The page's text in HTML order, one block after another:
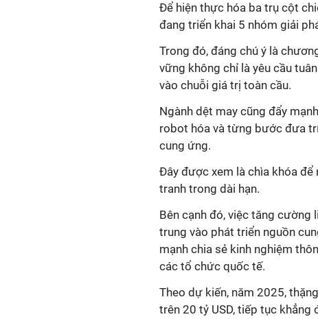
Để hiện thực hóa ba trụ cột
đang triển khai 5 nhóm giải
Trong đó, đáng chú ý là
vững không chỉ là yêu cầu
vào chuỗi giá trị toàn cầu.
Ngành dệt may cũng đẩy
robot hóa và từng bước đưa
cung ứng.
Đây được xem là chìa khóa để
tranh trong dài hạn.
Bên cạnh đó, việc tăng
trung vào phát triển nguồn
mạnh chia sẻ kinh nghiệm
các tổ chức quốc tế.
Theo dự kiến, năm 2025,
trên 20 tỷ USD, tiếp tục khẳng